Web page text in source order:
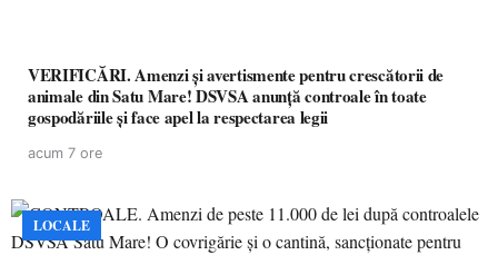
VERIFICĂRI. Amenzi și avertismente pentru crescătorii de
animale din Satu Mare! DSVSA anunță controale în toate
gospodăriile și face apel la respectarea legii
acum 7 ore
LOCALE